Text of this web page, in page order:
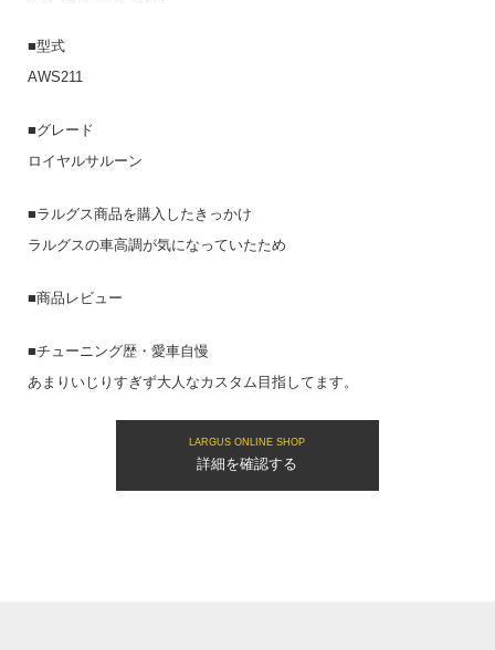
■型式
AWS211
■グレード
ロイヤルサルーン
■ラルグス商品を購入したきっかけ
ラルグスの車高調が気になっていたため
■商品レビュー
■チューニング歴・愛車自慢
あまりいじりすぎず大人なカスタム目指してます。
LARGUS ONLINE SHOP
詳細を確認する